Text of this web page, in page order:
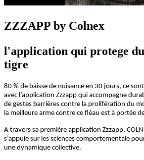
ZZZAPP by Colnex
l'application qui protege
tigre
80 % de baisse de nuisance en 30 jours, ce
avec l’application Zzzapp qui accompagne
de gestes barrières contre la prolifération du
la meilleure arme contre ce fléau est à portée
A travers sa première application Zzzapp,
s’appuie sur les sciences comportementale
une dynamique collective.